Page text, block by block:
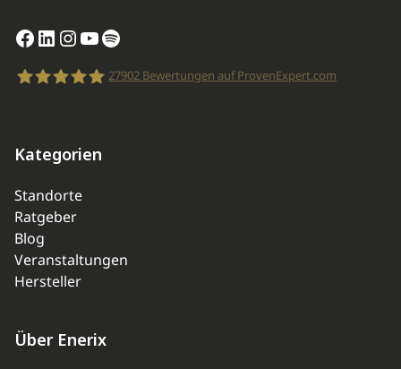
Facebook
LinkedIn
Instagram
YouTube
Spotify
27902Bewertungen auf ProvenExpert.com
Kategorien
Standorte
Ratgeber
Blog
Veranstaltungen
Hersteller
Über Enerix